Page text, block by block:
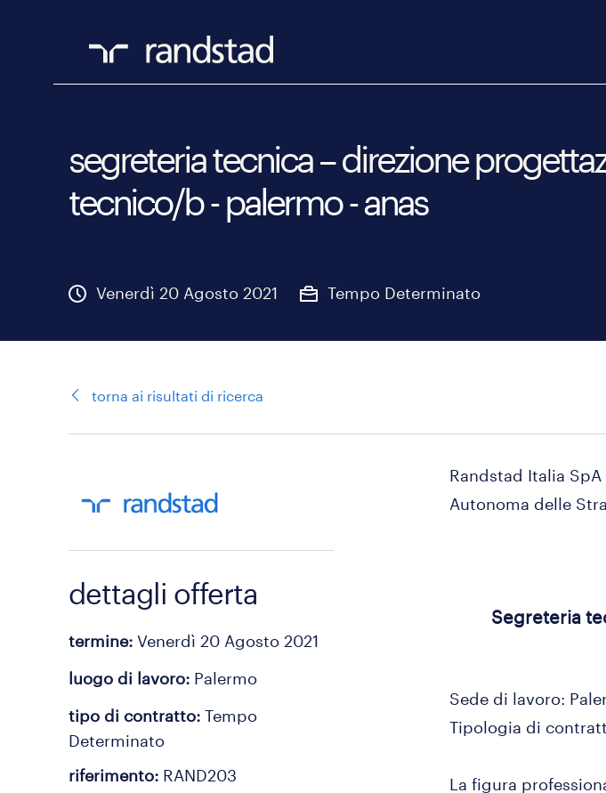
segreteria tecnica – direzione
tecnico/b - palermo - anas
Venerdì 20 Agosto 2021 Tempo Determinato
torna ai risultati di ricerca
dettagli offerta
termine Venerdì 20 Agosto 2021
luogo di lavoro Palermo
tipo di contratto Tempo
Determinato
riferimento RAND203
Randstad Italia
Autonoma delle
Segreteria
Sede di lavoro:
Tipologia di
La figura